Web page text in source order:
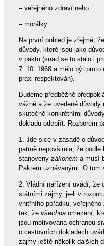
– veřejného zdraví nebo
– morálky.
Na první pohled je zřejmé,
důvody, které jsou jako
v paktu (snad se to stalo i
7. 10. 1968 a mělo být
praxi respektován).
Budeme předběžně
vážně a že uvedené
skutečně konkrétními
dokladu odepřít. Rozborem
1. Jde sice v zásadě o
patrně nepovšimla, že
stanoveny zákonema musí
Paktem uznávanými. O tom
2. Vládní nařízení uvádí, že
státními zájmy, je-li v
vnitřního pořádku,
tak, že všechnaomezení,
jsou motivována ochranou
o cestovních dokladech
zájmy ještě několik dalších